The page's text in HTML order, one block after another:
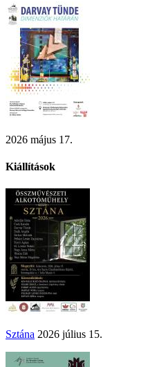
2026 május 17.
Kiállítások
Sztána 2026 július 15.